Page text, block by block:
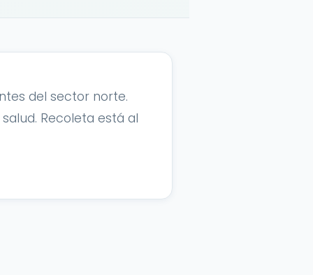
del sector norte.
Recoleta está al